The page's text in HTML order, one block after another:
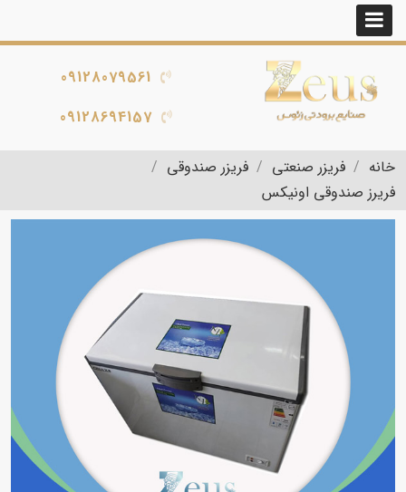
09128079561
09128694157
خانه فریزر صنعتی
فریزر صندوقی
فریرز صندوقی اونیکس